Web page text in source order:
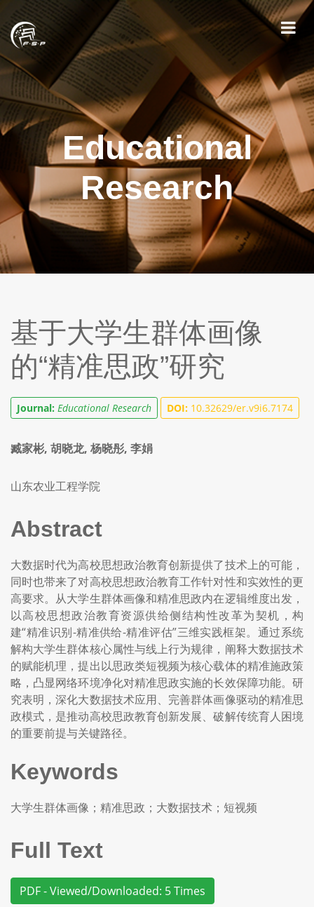
Educational
Research
基于大学生群体画像
的“精准思政”研究
Journal: Educational Research DOI: 10.32629/er.v9i6.7174
臧家彬, 胡晓龙, 杨晓彤, 李娟
山东农业工程学院
Abstract
大数据时代为高校思想政治教育创新提供了技术上的可能，
同时也带来了对高校思想政治教育工作针对性和实效性的更
高要求。从大学生群体画像和精准思政内在逻辑维度出发，
以高校思想政治教育资源供给侧结构性改革为契机，构
建“精准识别-精准供给-精准评估”三维实践框架。通过系统
解构大学生群体核心属性与线上行为规律，阐释大数据技术
的赋能机理，提出以思政类短视频为核心载体的精准施政策
略，凸显网络环境净化对精准思政实施的长效保障功能。研
究表明，深化大数据技术应用、完善群体画像驱动的精准思
政模式，是推动高校思政教育创新发展、破解传统育人困境
的重要前提与关键路径。
Keywords
大学生群体画像；精准思政；大数据技术；短视频
Full Text
PDF - Viewed/Downloaded: 5 Times